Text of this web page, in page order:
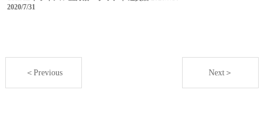
2020/7/31
＜Previous Next＞